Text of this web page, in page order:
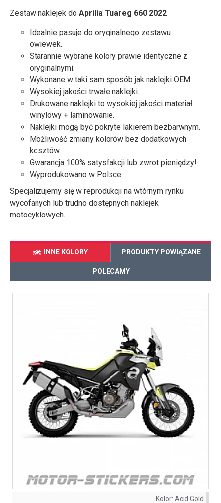
Zestaw naklejek do Aprilia Tuareg 660 2022
Idealnie pasuje do oryginalnego zestawu
owiewek.
Starannie wybrane kolory prawie identyczne z
oryginalnymi.
Wykonane w taki sam sposób jak naklejki OEM.
Wysokiej jakości trwałe naklejki.
Drukowane naklejki to wysokiej jakości materiał
winylowy + laminowanie.
Naklejki mogą być pokryte lakierem bezbarwnym.
Możliwość zmiany kolorów bez dodatkowych
kosztów.
Gwarancja 100% satysfakcji lub zwrot pieniędzy!
Wyprodukowano w Polsce.
Specjalizujemy się w reprodukcji na wtórnym rynku
wycofanych lub trudno dostępnych naklejek
motocyklowych.
INNE KOLORY PRODUKTY POWIĄZANE
POLECAMY
Kolor: Acid Gold